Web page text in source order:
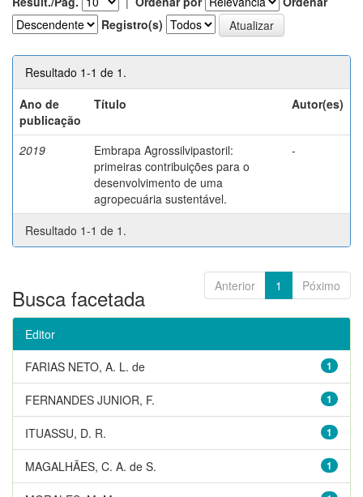
Registro(s)
Resultado 1-1 de 1.
Ano de
publicação
Título Autor(es)
2019
Embrapa Agrossilvipastoril:
primeiras contribuições para o
desenvolvimento de uma
agropecuária sustentável.
-
Resultado 1-1 de 1.
Anterior 1 Póximo
Busca facetada
Editor
1
FARIAS NETO, A. L. de
1
FERNANDES JUNIOR, F.
1
ITUASSU, D. R.
1
MAGALHÃES, C. A. de S.